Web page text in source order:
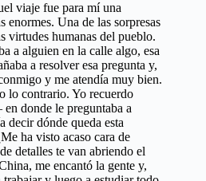
viaje fue para mí una
enormes. Una de las sorpresas
virtudes humanas del pueblo.
a alguien en la calle algo, esa
a resolver esa pregunta y,
y me atendía muy bien.
lo contrario. Yo recuerdo
donde le preguntaba a
decir dónde queda esta
ha visto acaso cara de
detalles te van abriendo el
me encantó la gente y,